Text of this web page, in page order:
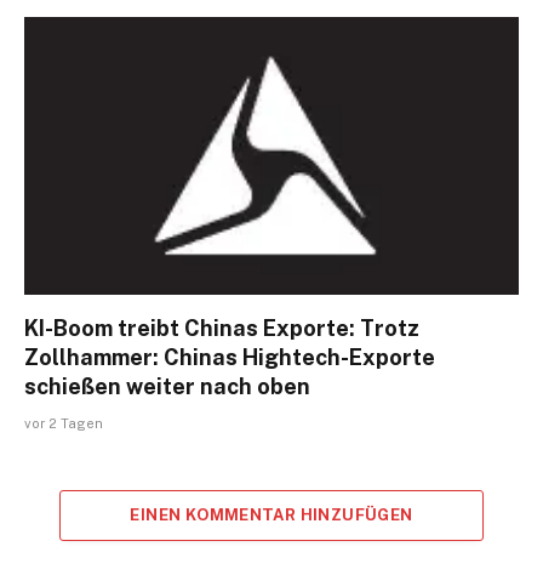
KI-Boom treibt Chinas Exporte: Trotz
Zollhammer: Chinas Hightech-Exporte
schießen weiter nach oben
vor 2 Tagen
EINEN KOMMENTAR HINZUFÜGEN